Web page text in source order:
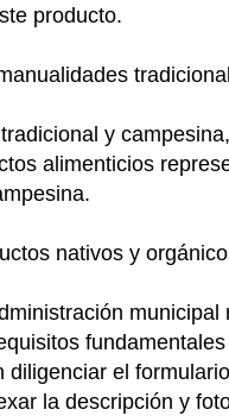
producto.
y
alimenticios
nativos y
municipal
diligenciar el
la descripción y